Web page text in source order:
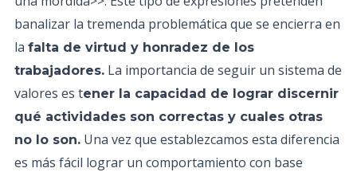
banalizar la tremenda problemática que se encierra en
la falta de virtud y honradez de los
trabajadores. La importancia de seguir un sistema de
valores es tener la capacidad de lograr discernir
qué actividades son correctas y cuales otras
no lo son. Una vez que establezcamos esta diferencia
es más fácil lograr un comportamiento con base